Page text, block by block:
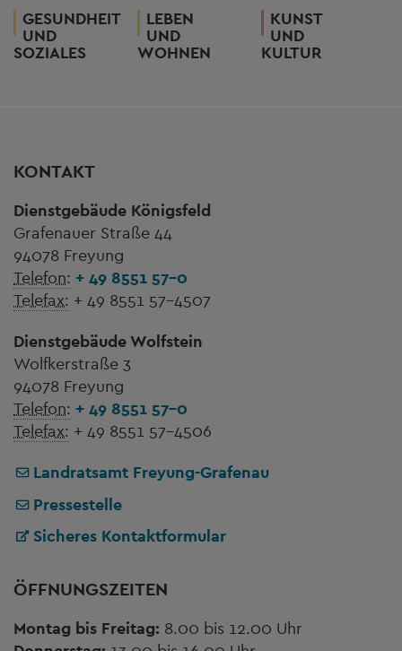
GESUNDHEIT
UND
SOZIALES
LEBEN
UND
WOHNEN
KUNST
UND
KULTUR
KONTAKT
Dienstgebäude Königsfeld
Grafenauer Straße 44
94078 Freyung
Telefon: + 49 8551 57-0
Telefax: + 49 8551 57-4507
Dienstgebäude Wolfstein
Wolfkerstraße 3
94078 Freyung
Telefon: + 49 8551 57-0
Telefax: + 49 8551 57-4506
Landratsamt Freyung-Grafenau
Pressestelle
Sicheres Kontaktformular
ÖFFNUNGSZEITEN
Montag bis Freitag: 8.00 bis 12.00 Uhr